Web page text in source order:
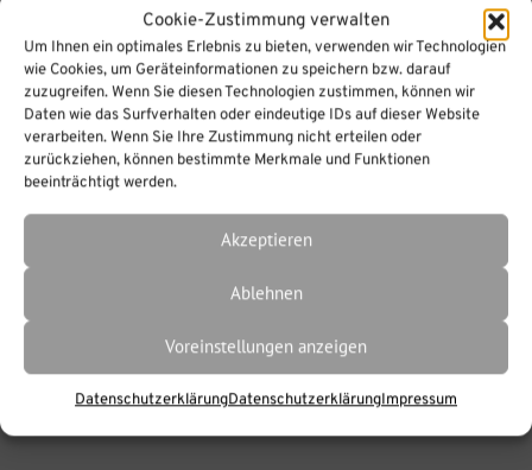
Cookie-Zustimmung verwalten
Um Ihnen ein optimales Erlebnis zu bieten, verwenden wir Technologien
wie Cookies, um Geräteinformationen zu speichern bzw. darauf
zuzugreifen. Wenn Sie diesen Technologien zustimmen, können wir
Daten wie das Surfverhalten oder eindeutige IDs auf dieser Website
verarbeiten. Wenn Sie Ihre Zustimmung nicht erteilen oder
zurückziehen, können bestimmte Merkmale und Funktionen
beeinträchtigt werden.
Akzeptieren
Ablehnen
Voreinstellungen anzeigen
DatenschutzerklärungDatenschutzerklärungImpressum
(Jahresabo) vor Ablauf der
Vertragslaufzeit mit.
Verschlagwortet mit BigBlueButton FAQ,
FAQ